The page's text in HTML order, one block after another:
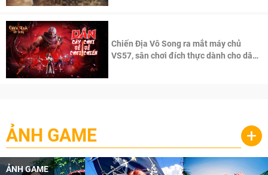
Chiến Địa Vô Song ra mắt máy chủ
VS57, sân chơi đích thực dành cho dân
ẢNH GAME +
ẢNH GAME